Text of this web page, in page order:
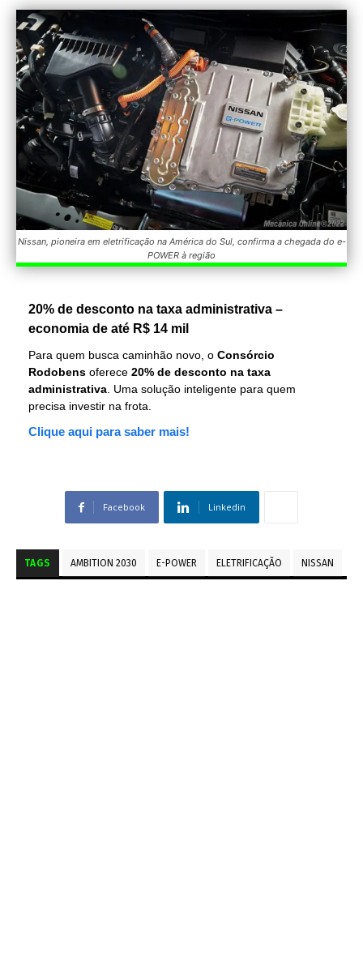
Nissan, pioneira em eletrificação na América do Sul, confirma a chegada do e-
POWER à região
20% de desconto na taxa administrativa –
economia de até R$ 14 mil
Para quem busca caminhão novo, o Consórcio
Rodobens oferece 20% de desconto na taxa
administrativa . Uma solução inteligente para quem
precisa investir na frota.
Clique aqui para saber mais!
Facebook Linkedin
TAGS AMBITION 2030 E-POWER ELETRIFICAÇÃO NISSAN